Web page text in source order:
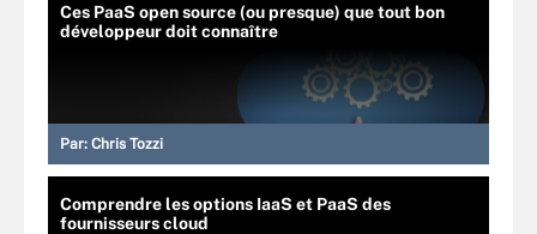
Ces PaaS open source (ou presque) que tout bon
développeur doit connaître
Par: Chris Tozzi
Comprendre les options IaaS et PaaS des
fournisseurs cloud